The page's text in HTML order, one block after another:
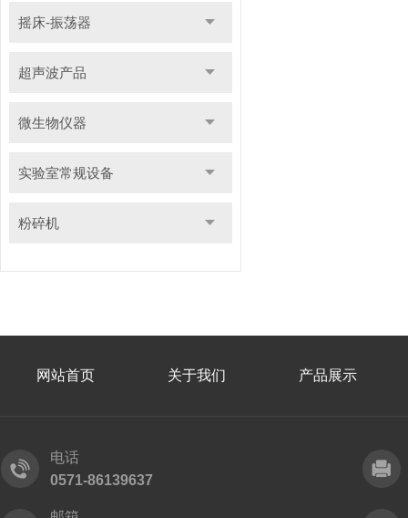
摇床-振荡器
超声波产品
微生物仪器
实验室常规设备
粉碎机
网站首页 关于我们 产品展示
电话
0571-86139637